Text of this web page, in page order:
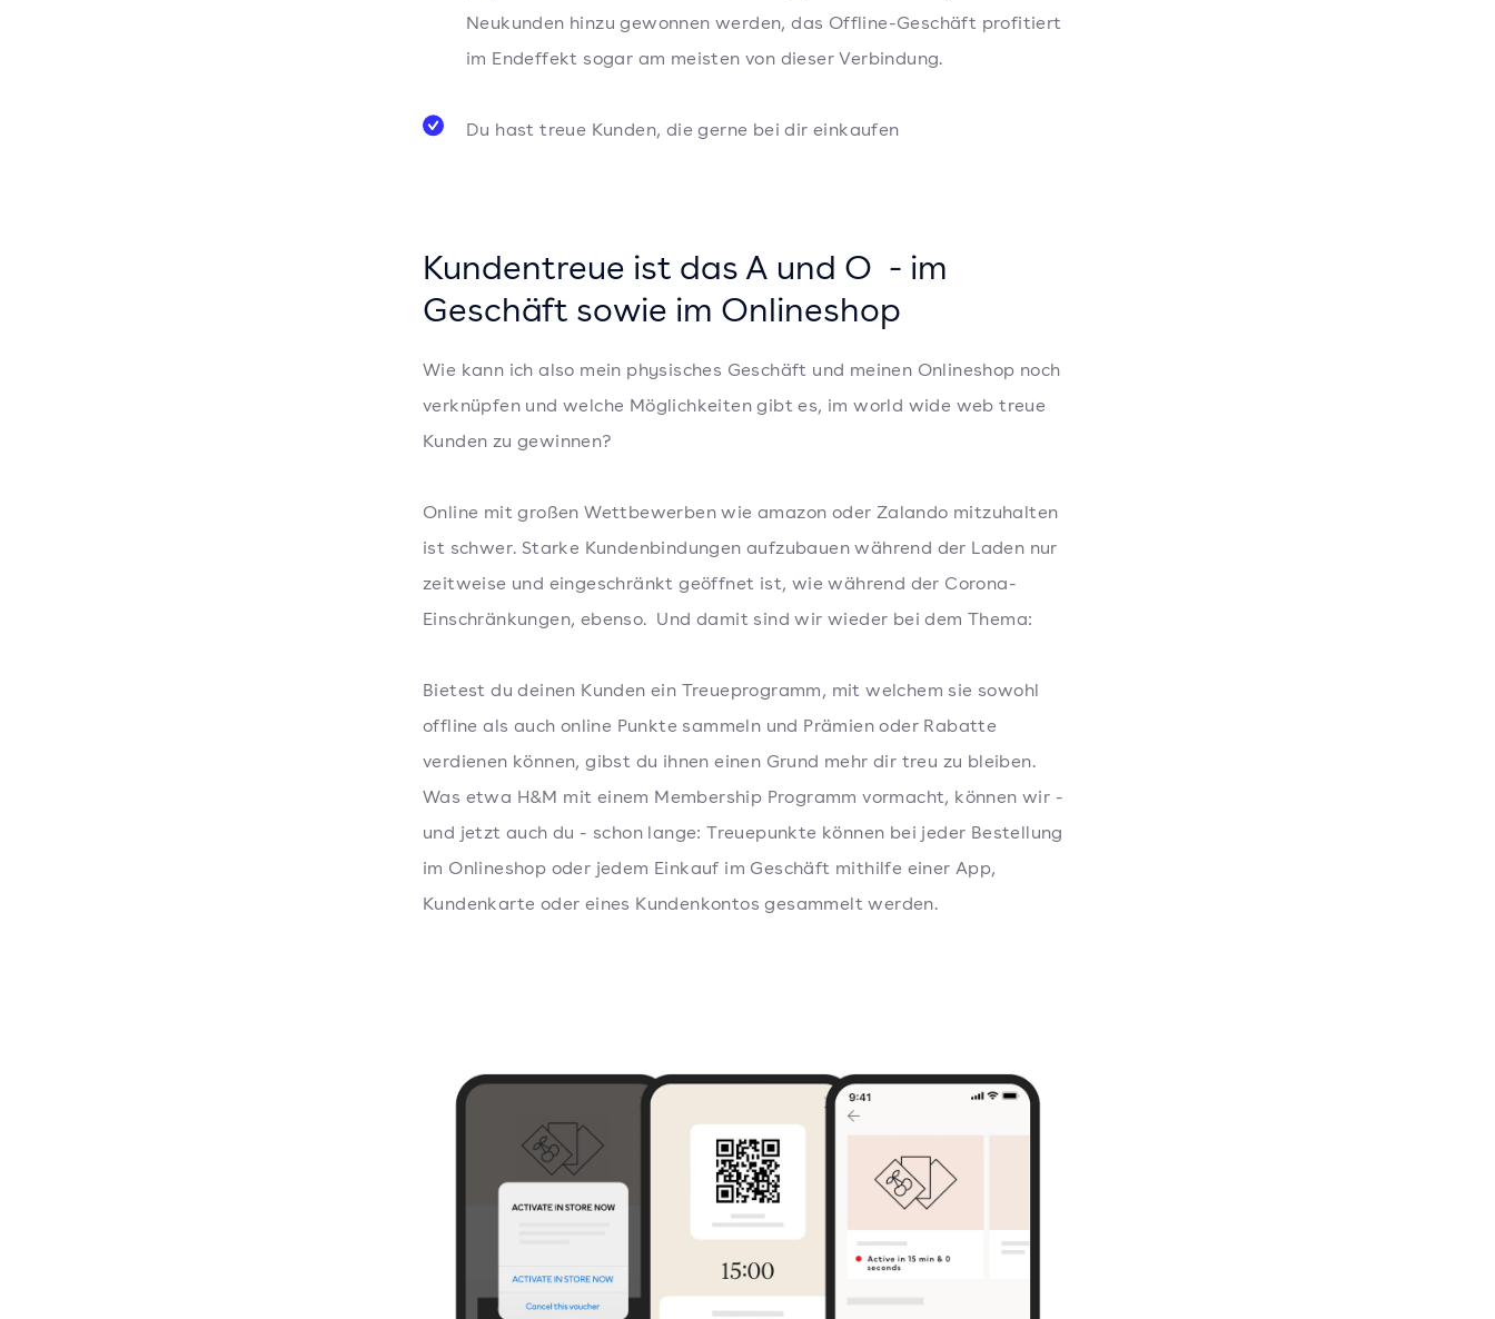
Neukunden hinzu gewonnen werden, das Offline-Geschäft profitiert
im Endeffekt sogar am meisten von dieser Verbindung.
Du hast treue Kunden, die gerne bei dir einkaufen
Kundentreue ist das A und O - im
Geschäft sowie im Onlineshop
Wie kann ich also mein physisches Geschäft und meinen Onlineshop noch
verknüpfen und welche Möglichkeiten gibt es, im world wide web treue
Kunden zu gewinnen?
Online mit großen Wettbewerben wie amazon oder Zalando mitzuhalten
ist schwer. Starke Kundenbindungen aufzubauen während der Laden nur
zeitweise und eingeschränkt geöffnet ist, wie während der Corona-
Einschränkungen, ebenso. Und damit sind wir wieder bei dem Thema:
Bietest du deinen Kunden ein Treueprogramm, mit welchem sie sowohl
offline als auch online Punkte sammeln und Prämien oder Rabatte
verdienen können, gibst du ihnen einen Grund mehr dir treu zu bleiben.
Was etwa H&M mit einem Membership Programm vormacht, können wir -
und jetzt auch du - schon lange: Treuepunkte können bei jeder Bestellung
im Onlineshop oder jedem Einkauf im Geschäft mithilfe einer App,
Kundenkarte oder eines Kundenkontos gesammelt werden.